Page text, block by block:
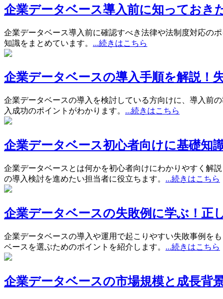
企業データベース導入前に知っておき
企業データベース導入前に確認すべき法律や法制度対応の
知識をまとめています。 ...続きはこちら
企業データベースの導入手順を解説！
企業データベースの導入を検討している方向けに、導入前
入成功のポイントがわかります。 ...続きはこちら
企業データベース初心者向けに基礎知
企業データベースとは何かを初心者向けにわかりやすく解
の導入検討を進めたい担当者に役立ちます。 ...続きはこちら
企業データベースの失敗例に学ぶ！正
企業データベースの導入や運用で起こりやすい失敗事例を
ベースを選ぶためのポイントを紹介します。 ...続きはこちら
企業データベースの市場規模と成長背